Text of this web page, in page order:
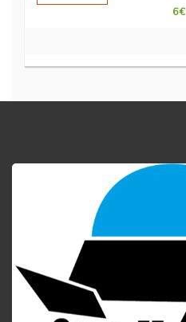
6€